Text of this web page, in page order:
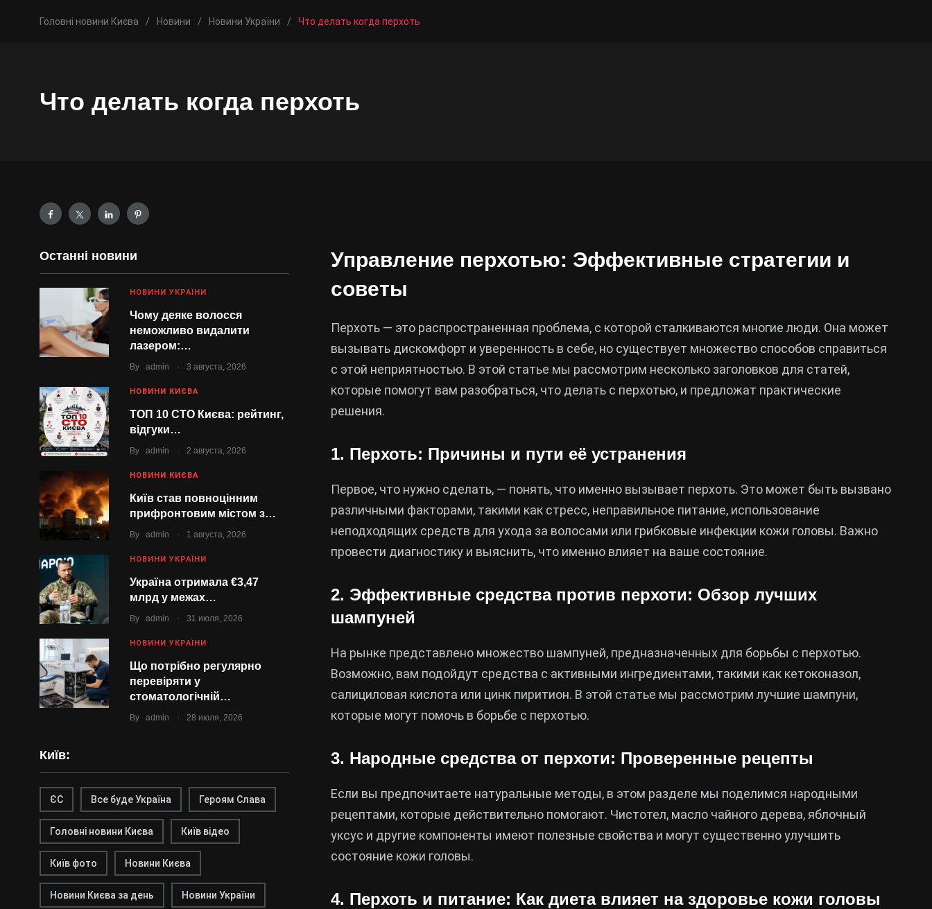
Головні новини Києва / Новини / Новини України / Что делать когда перхоть
Что делать когда перхоть
Останні новини
НОВИНИ УКРАЇНИ
Чому деяке волосся
неможливо видалити
лазером:…
By admin . 3 августа, 2026
НОВИНИ КИЄВА
ТОП 10 СТО Києва: рейтинг,
відгуки…
By admin . 2 августа, 2026
НОВИНИ КИЄВА
Київ став повноцінним
прифронтовим містом з…
By admin . 1 августа, 2026
НОВИНИ УКРАЇНИ
Україна отримала €3,47
млрд у межах…
By admin . 31 июля, 2026
НОВИНИ УКРАЇНИ
Що потрібно регулярно
перевіряти у
стоматологічній…
By admin . 28 июля, 2026
Київ:
ЄС Все буде Україна Героям Слава
Головні новини Києва Київ відео
Київ фото Новини Києва
Новини Києва за день Новини України
Управление перхотью: Эффективные стратегии и
советы
Перхоть — это распространенная проблема, с которой сталкиваются многие люди. Она может
вызывать дискомфорт и уверенность в себе, но существует множество способов справиться
с этой неприятностью. В этой статье мы рассмотрим несколько заголовков для статей,
которые помогут вам разобраться, что делать с перхотью, и предложат практические
решения.
1. Перхоть: Причины и пути её устранения
Первое, что нужно сделать, — понять, что именно вызывает перхоть. Это может быть вызвано
различными факторами, такими как стресс, неправильное питание, использование
неподходящих средств для ухода за волосами или грибковые инфекции кожи головы. Важно
провести диагностику и выяснить, что именно влияет на ваше состояние.
2. Эффективные средства против перхоти: Обзор лучших
шампуней
На рынке представлено множество шампуней, предназначенных для борьбы с перхотью.
Возможно, вам подойдут средства с активными ингредиентами, такими как кетоконазол,
салициловая кислота или цинк пиритион. В этой статье мы рассмотрим лучшие шампуни,
которые могут помочь в борьбе с перхотью.
3. Народные средства от перхоти: Проверенные рецепты
Если вы предпочитаете натуральные методы, в этом разделе мы поделимся народными
рецептами, которые действительно помогают. Чистотел, масло чайного дерева, яблочный
уксус и другие компоненты имеют полезные свойства и могут существенно улучшить
состояние кожи головы.
4. Перхоть и питание: Как диета влияет на здоровье кожи головы